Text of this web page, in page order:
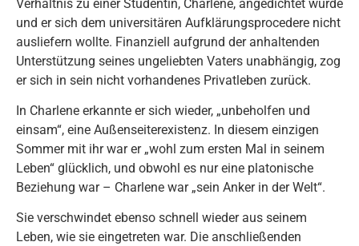
Verhältnis zu einer Studentin, Charlene, angedichtet wurde
und er sich dem universitären Aufklärungsprocedere nicht
ausliefern wollte. Finanziell aufgrund der anhaltenden
Unterstützung seines ungeliebten Vaters unabhängig, zog
er sich in sein nicht vorhandenes Privatleben zurück.
In Charlene erkannte er sich wieder, „unbeholfen und
einsam“, eine Außenseiterexistenz. In diesem einzigen
Sommer mit ihr war er „wohl zum ersten Mal in seinem
Leben“ glücklich, und obwohl es nur eine platonische
Beziehung war – Charlene war „sein Anker in der Welt“.
Sie verschwindet ebenso schnell wieder aus seinem
Leben, wie sie eingetreten war. Die anschließenden